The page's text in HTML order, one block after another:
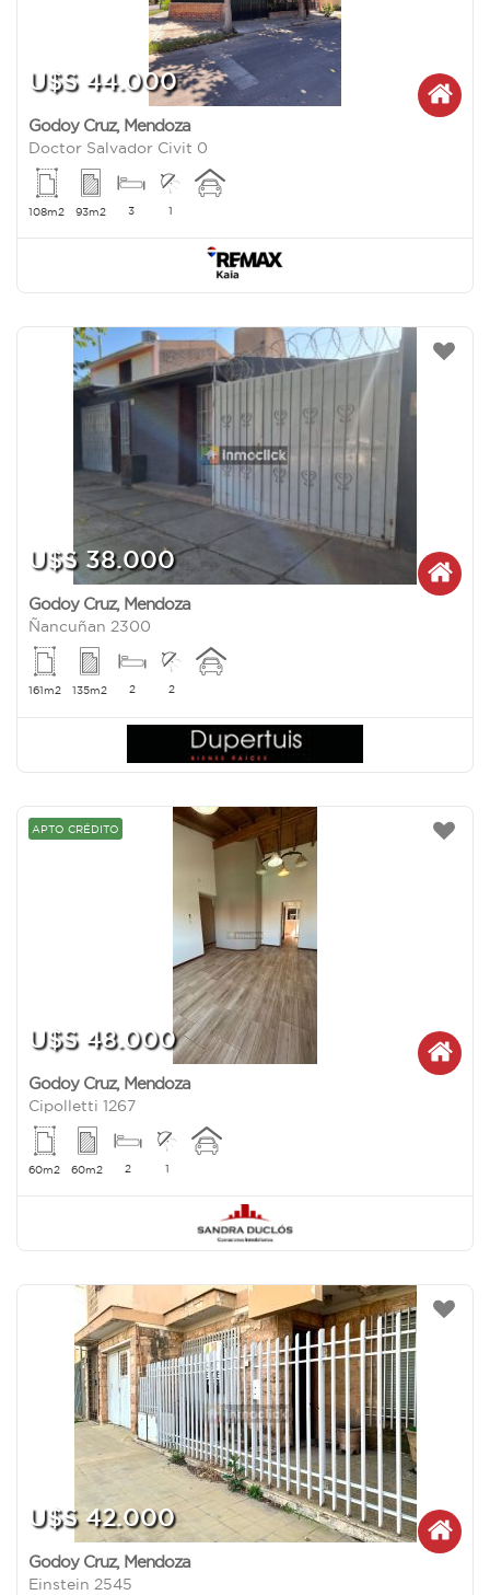
U$S 44.000
Godoy Cruz, Mendoza
Doctor Salvador Civit 0
108m2 93m2 3 1
U$S 38.000
Godoy Cruz, Mendoza
Ñancuñan 2300
161m2 135m2 2 2
APTO CRÉDITO
U$S 48.000
Godoy Cruz, Mendoza
Cipolletti 1267
60m2 60m2 2 1
U$S 42.000
Godoy Cruz, Mendoza
Einstein 2545